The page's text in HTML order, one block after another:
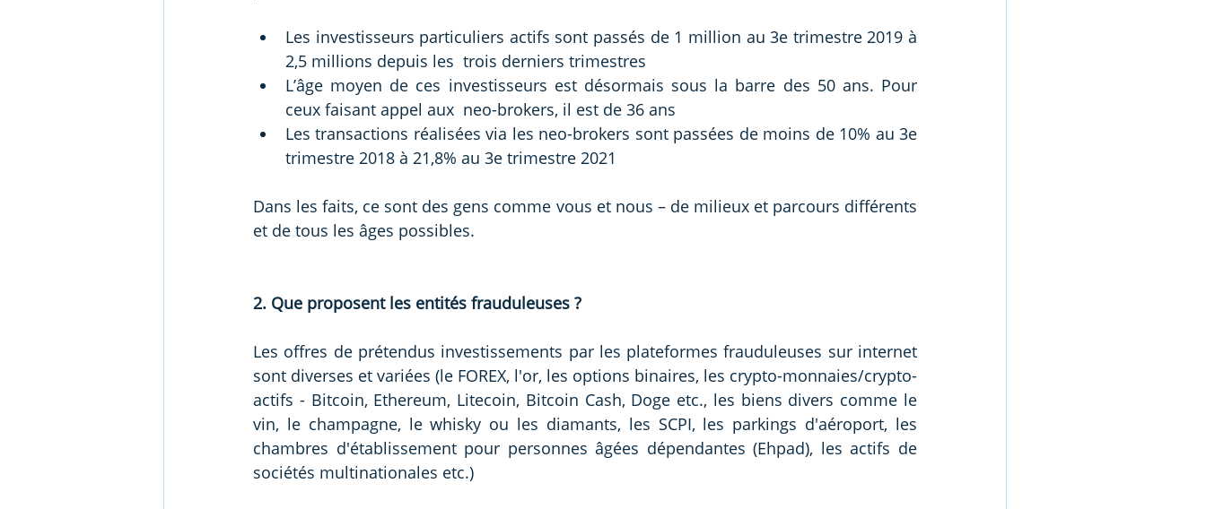
Les investisseurs particuliers actifs sont passés de 1 million au 3e trimestre 2019 à
2,5 millions depuis les  trois derniers trimestres
L’âge moyen de ces investisseurs est désormais sous la barre des 50 ans. Pour
ceux faisant appel aux  neo-brokers, il est de 36 ans
Les transactions réalisées via les neo-brokers sont passées de moins de 10% au 3e
trimestre 2018 à 21,8% au 3e trimestre 2021
Dans les faits, ce sont des gens comme vous et nous – de milieux et parcours différents
et de tous les âges possibles.
2. Que proposent les entités frauduleuses ?
Les offres de prétendus investissements par les plateformes frauduleuses sur internet
sont diverses et variées (le FOREX, l'or, les options binaires, les crypto-monnaies/crypto-
actifs - Bitcoin, Ethereum, Litecoin, Bitcoin Cash, Doge etc., les biens divers comme le
vin, le champagne, le whisky ou les diamants, les SCPI, les parkings d'aéroport, les
chambres d'établissement pour personnes âgées dépendantes (Ehpad), les actifs de
sociétés multinationales etc.)